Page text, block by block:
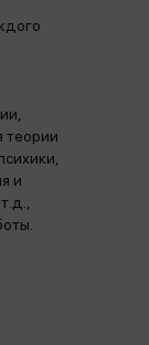
теории
и